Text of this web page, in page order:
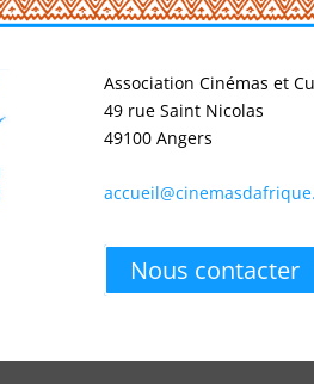
Association Cinémas et
49 rue Saint Nicolas
49100 Angers
Nous contacter